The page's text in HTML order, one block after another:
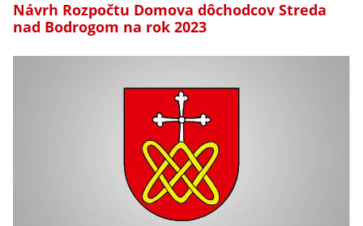
Návrh Rozpočtu Domova dôchodcov Streda
nad Bodrogom na rok 2023